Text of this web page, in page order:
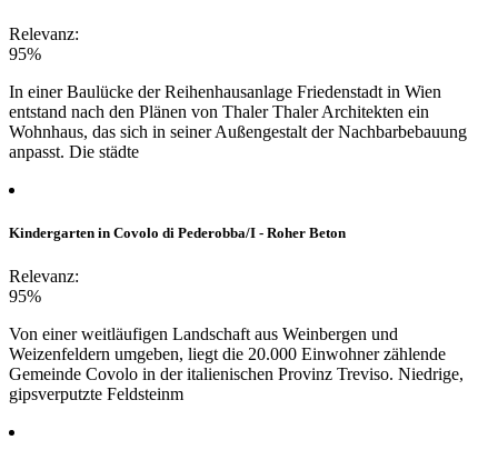
Relevanz:
95%
In einer Baulücke der Reihenhausanlage Friedenstadt in Wien
entstand nach den Plänen von Thaler Thaler Architekten ein
Wohnhaus, das sich in seiner Außengestalt der Nachbarbebauung
anpasst. Die städte
Kindergarten in Covolo di Pederobba/I - Roher Beton
Relevanz:
95%
Von einer weitläufigen Landschaft aus Weinbergen und
Weizenfeldern umgeben, liegt die 20.000 Einwohner zählende
Gemeinde Covolo in der italienischen Provinz Treviso. Niedrige,
gipsverputzte Feldsteinm